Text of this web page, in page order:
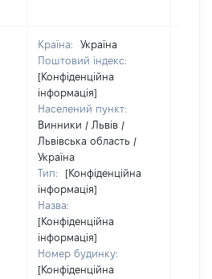
Країна:
Україна
Поштовий індекс:
[Конфіденційна
інформація]
Населений пункт:
Винники / Львів /
Львівська область /
Україна
Тип:
[Конфіденційна
інформація]
Назва:
[Конфіденційна
інформація]
Номер будинку:
[Конфіденційна